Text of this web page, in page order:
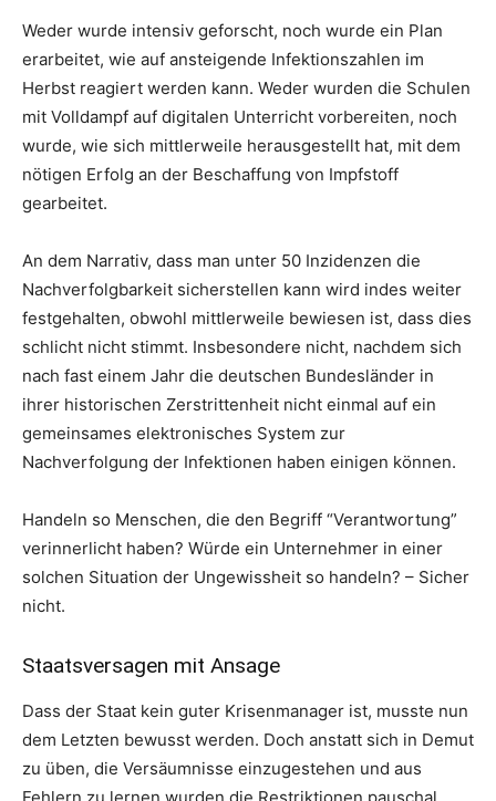
Weder wurde intensiv geforscht, noch wurde ein Plan
erarbeitet, wie auf ansteigende Infektionszahlen im
Herbst reagiert werden kann. Weder wurden die Schulen
mit Volldampf auf digitalen Unterricht vorbereiten, noch
wurde, wie sich mittlerweile herausgestellt hat, mit dem
nötigen Erfolg an der Beschaffung von Impfstoff
gearbeitet.
An dem Narrativ, dass man unter 50 Inzidenzen die
Nachverfolgbarkeit sicherstellen kann wird indes weiter
festgehalten, obwohl mittlerweile bewiesen ist, dass dies
schlicht nicht stimmt. Insbesondere nicht, nachdem sich
nach fast einem Jahr die deutschen Bundesländer in
ihrer historischen Zerstrittenheit nicht einmal auf ein
gemeinsames elektronisches System zur
Nachverfolgung der Infektionen haben einigen können.
Handeln so Menschen, die den Begriff “Verantwortung”
verinnerlicht haben? Würde ein Unternehmer in einer
solchen Situation der Ungewissheit so handeln? – Sicher
nicht.
Staatsversagen mit Ansage
Dass der Staat kein guter Krisenmanager ist, musste nun
dem Letzten bewusst werden. Doch anstatt sich in Demut
zu üben, die Versäumnisse einzugestehen und aus